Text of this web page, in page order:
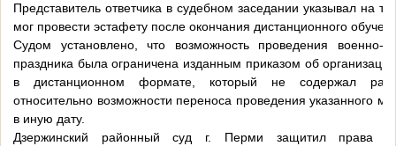
Представитель ответчика в судебном заседании указывал на
мог провести эстафету после окончания дистанционного
Судом установлено, что возможность проведения военно-
праздника была ограничена изданным приказом об
в дистанционном формате, который не содержал
относительно возможности переноса проведения указанного
в иную дату.
Дзержинский районный суд г. Перми защитил права